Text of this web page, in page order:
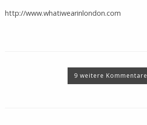
http://www.whatiwearinlondon.com
9 weitere Kommentare